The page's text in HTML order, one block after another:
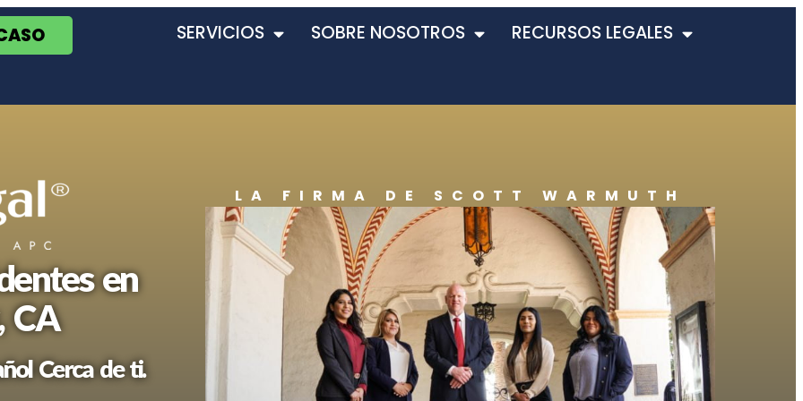
SERVICIOS SOBRE NOSOTROS RECURSOS LEGALES
en
CA
Cerca de ti.
LA FIRMA DE SCOTT WARMUTH